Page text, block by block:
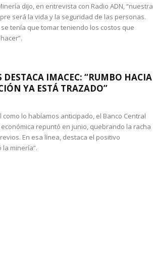
dijo, en entrevista con Radio ADN, “nuestra
será la vida y la seguridad de las personas.
tenía que tomar teniendo los costos que
IMACEC: “RUMBO HACIA
YA ESTÁ TRAZADO”
como lo habíamos anticipado, el Banco Central
repuntó en junio, quebrando la racha
En esa línea, destaca el positivo
minería”.